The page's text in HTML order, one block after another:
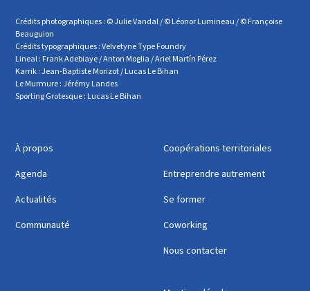
Crédits photographiques : © Julie Vandal / © Léonor Lumineau / © Françoise
Beauguion
Crédits typographiques : Velvetyne Type Foundry
Lineal : Frank Adebiaye / Anton Moglia / Ariel Martín Pérez
Karrik : Jean-Baptiste Morizot / Lucas Le Bihan
Le Murmure : Jérémy Landes
Sporting Grotesque : Lucas Le Bihan
À propos
Agenda
Actualités
Communauté
Coopérations territoriales
Entreprendre autrement
Se former
Coworking
Nous contacter